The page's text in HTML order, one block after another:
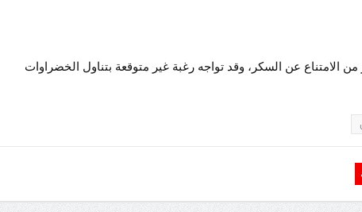
الامتناع عن السكر، وقد تواجه رغبة غير متوقعة بتناول الخضراوات